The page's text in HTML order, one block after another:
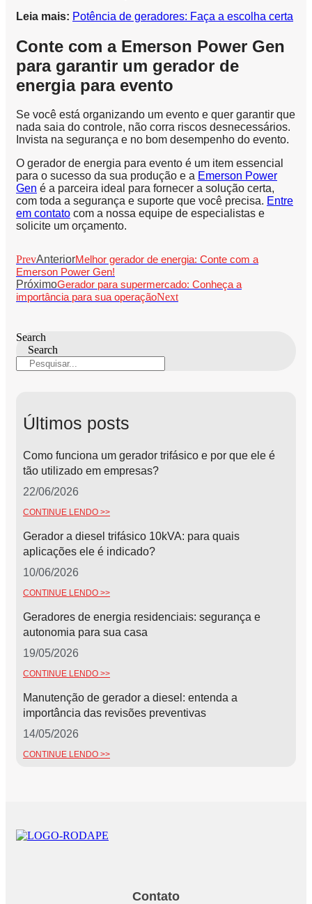
Leia mais: Potência de geradores: Faça a escolha certa
Conte com a Emerson Power Gen
para garantir um gerador de
energia para evento
Se você está organizando um evento e quer garantir que
nada saia do controle, não corra riscos desnecessários.
Invista na segurança e no bom desempenho do evento.
O gerador de energia para evento é um item essencial
para o sucesso da sua produção e a Emerson Power
Gen é a parceira ideal para fornecer a solução certa,
com toda a segurança e suporte que você precisa. Entre
em contato com a nossa equipe de especialistas e
solicite um orçamento.
PrevAnteriorMelhor gerador de energia: Conte com a
Emerson Power Gen!
PróximoGerador para supermercado: Conheça a
importância para sua operaçãoNext
Search
Search
Últimos posts
Como funciona um gerador trifásico e por que ele é
tão utilizado em empresas?
22/06/2026
CONTINUE LENDO >>
Gerador a diesel trifásico 10kVA: para quais
aplicações ele é indicado?
10/06/2026
CONTINUE LENDO >>
Geradores de energia residenciais: segurança e
autonomia para sua casa
19/05/2026
CONTINUE LENDO >>
Manutenção de gerador a diesel: entenda a
importância das revisões preventivas
14/05/2026
CONTINUE LENDO >>
Contato